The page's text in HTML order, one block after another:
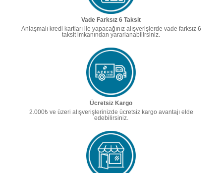
Vade Farksız 6 Taksit
Anlaşmalı kredi kartları ile yapacağınız alışverişlerde vade farksız 6
taksit imkanından yararlanabilirsiniz.
Ücretsiz Kargo
2.000₺ ve üzeri alışverişlerinizde ücretsiz kargo avantajı elde
edebilirsiniz.